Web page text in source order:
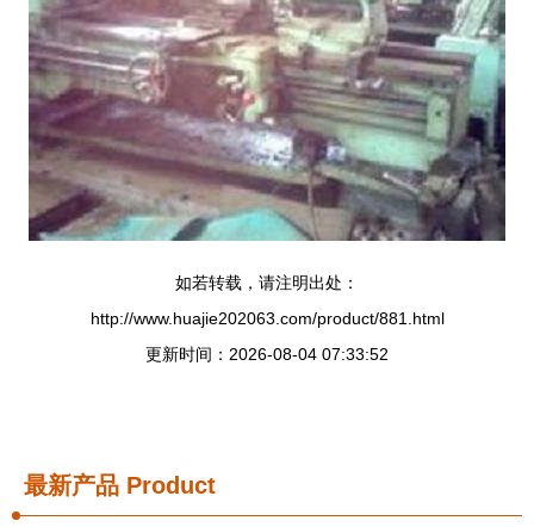
如若转载，请注明出处：
http://www.huajie202063.com/product/881.html
更新时间：2026-08-04 07:33:52
最新产品 Product